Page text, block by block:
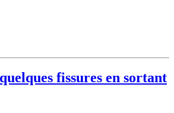
fissures en sortant